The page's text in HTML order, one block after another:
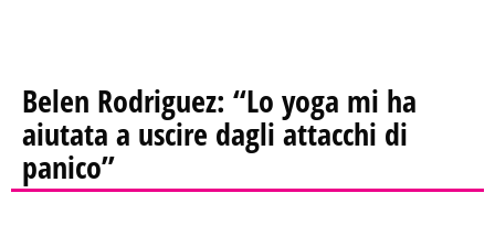
Belen Rodriguez: “Lo yoga mi ha
aiutata a uscire dagli attacchi di
panico”